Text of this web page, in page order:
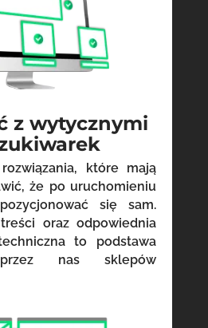
z wytycznymi
które mają
że po uruchomieniu
się sam.
oraz odpowiednia
to podstawa
nas sklepów